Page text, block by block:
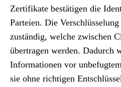
Zertifikate bestätigen die
Parteien. Die
zuständig, welche zwischen
übertragen werden. Dadurch
Informationen vor
sie ohne richtigen